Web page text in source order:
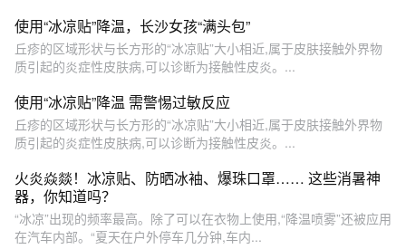
使用“冰凉贴”降温，长沙女孩“满头包”
丘疹的区域形状与长方形的“冰凉贴”大小相近,属于皮肤接触外界物
质引起的炎症性皮肤病,可以诊断为接触性皮炎。...
使用“冰凉贴”降温 需警惕过敏反应
丘疹的区域形状与长方形的“冰凉贴”大小相近,属于皮肤接触外界物
质引起的炎症性皮肤病,可以诊断为接触性皮炎。...
火炎焱燚！冰凉贴、防晒冰袖、爆珠口罩…… 这些消暑神
器，你知道吗？
“冰凉”出现的频率最高。除了可以在衣物上使用,“降温喷雾”还被应用
在汽车内部。“夏天在户外停车几分钟,车内...